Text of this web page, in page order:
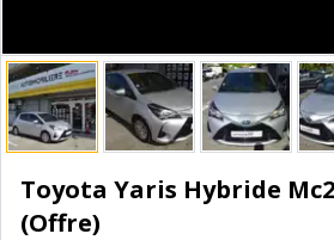
Toyota Yaris Hybride
(Offre)